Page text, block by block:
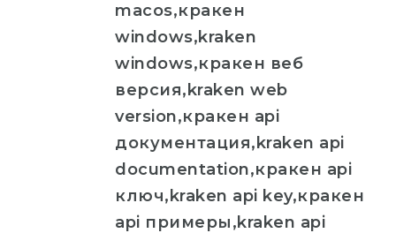
macos,кракен
windows,kraken
windows,кракен веб
версия,kraken web
version,кракен api
документация,kraken api
documentation,кракен api
ключ,kraken api key,кракен
api примеры,kraken api